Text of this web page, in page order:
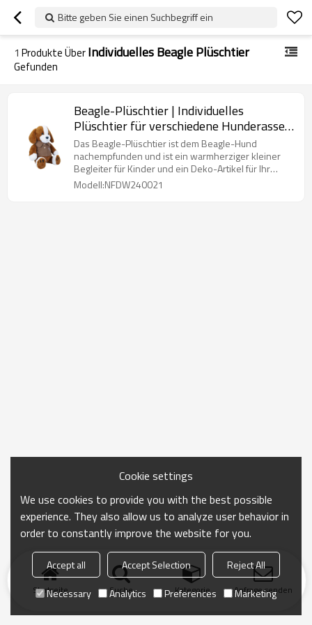
Bitte geben Sie einen Suchbegriff ein
1 Produkte ÜberIndividuelles Beagle Plüschtier
Gefunden
Beagle-Plüschtier | Individuelles
Plüschtier für verschiedene Hunderassen
| Kleidungszubehör kann ausgetauscht
werden
Das Beagle-Plüschtier ist dem Beagle-Hund
nachempfunden und ist ein warmherziger kleiner
Begleiter für Kinder und ein Deko-Artikel für Ihr
Zuhause.
Modell:NFDW240021
Startseite Suche Kategorie Anfrage senden
Cookie settings
We use cookies to provide you with the best possible
experience. They also allow us to analyze user behavior in
order to constantly improve the website for you.
Accept all Accept Selection
Reject All
Necessary
Analytics Preferences Marketing